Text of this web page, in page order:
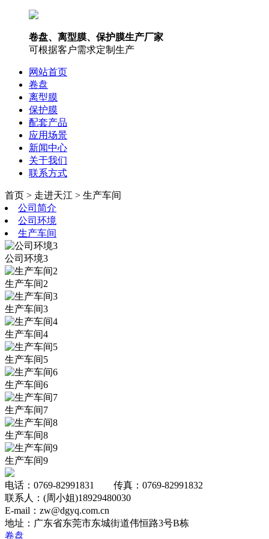
卷盘、离型膜、保护膜生产厂家
可根据客户需求定制生产
网站首页
卷盘
离型膜
保护膜
配套产品
应用场景
新闻中心
关于我们
联系方式
首页 > 走进天江 > 生产车间
公司简介
公司环境
生产车间
公司环境3
生产车间2
生产车间3
生产车间4
生产车间5
生产车间6
生产车间7
生产车间8
生产车间9
电话：0769-82991831 传真：0769-82991832
联系人：(周小姐)18929480030
E-mail：zw@dgyq.com.cn
地址：广东省东莞市东城街道伟恒路3号B栋
卷盘